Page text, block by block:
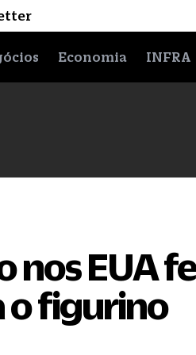
Economia INFRA
nos EUA
o figurino